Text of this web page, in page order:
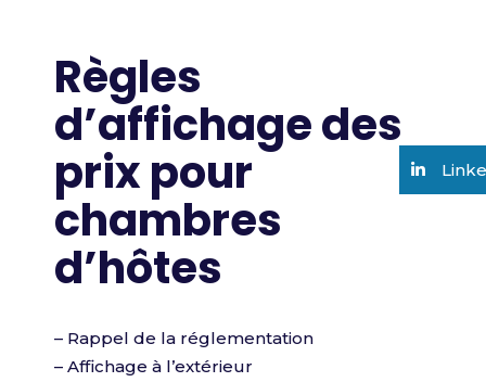
Règles
d’affichage des
prix pour
chambres
d’hôtes
– Rappel de la réglementation
– Affichage à l’extérieur